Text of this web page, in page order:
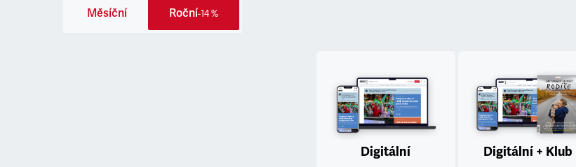
Měsíční Roční-14 %
Digitální Digitální + Klub